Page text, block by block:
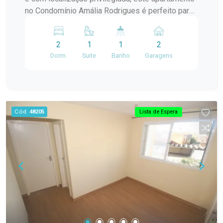
no Condomínio Amália Rodrigues é perfeito para
iluminação natural e acabamentos de qualidade,
ele oferece tudo o que você precisa para morar
móveis sob medida, proporcionando mais
organização e praticidade no dia a dia. Banheiro
social moderno, bem distribuído e com ótimo
acabamento. Sacada com churrasqueira, ideal
para confraternizar com amigos e familiares.
Ambientes bem iluminados e ventilados,
trazendo mais conforto e bem-estar. Diferenciais
da localização: Condomínio Amália Rodrigues, um
ambiente seguro e tranquilo para você e sua
família. Próximo ao Supermercado Nicolini,
2
Dorm.
1
Suite
1
Banho
2
Garagens
Lista de Espera
Cód. 48205